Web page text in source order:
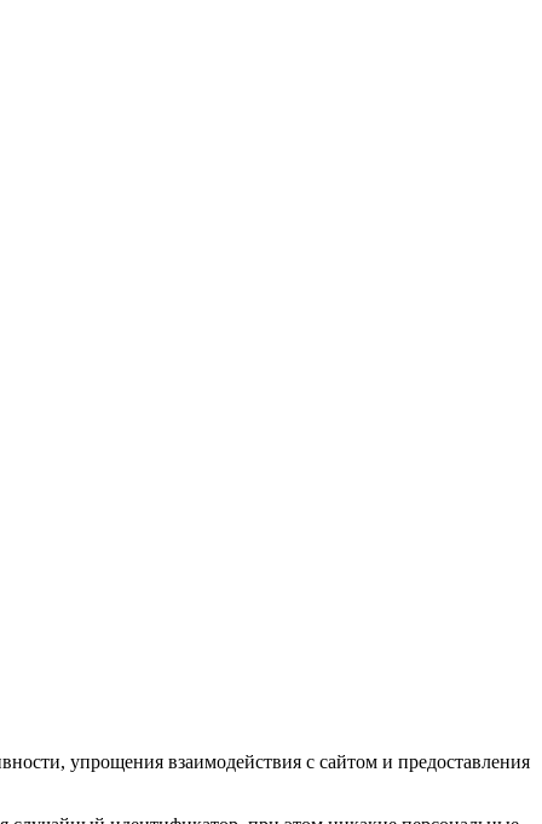
упрощения взаимодействия с сайтом и предоставления